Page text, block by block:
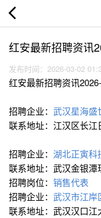
红安最新招聘资讯
发布时间：2026-03-02
红安最新招聘资讯
招聘企业： 武汉星海盛
联系地址：江汉区长
招聘企业： 湖北正寅科
联系地址：武汉金银潭
招聘岗位： 销售代表
招聘企业： 武汉市江岸
联系地址：武汉汉口江